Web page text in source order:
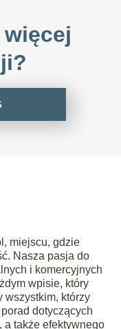
miejscu, gdzie
Nasza pasja do
i komercyjnych
wpisie, który
wszystkim, którzy
dotyczących
a także efektywnego